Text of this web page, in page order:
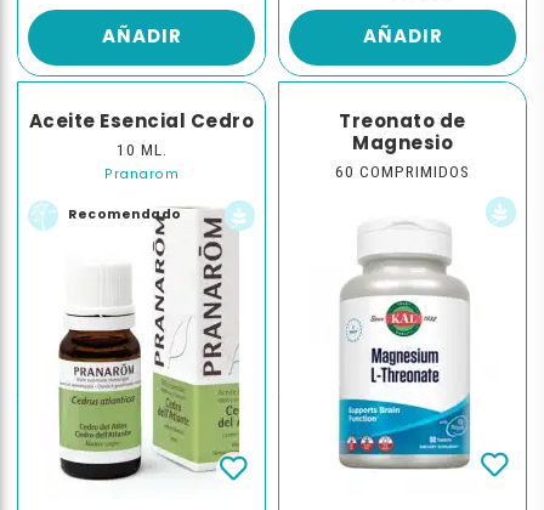
AÑADIR AÑADIR
Aceite Esencial Cedro
10 ML.
Pranarom
Recomendado
Treonato de
Magnesio
60 COMPRIMIDOS